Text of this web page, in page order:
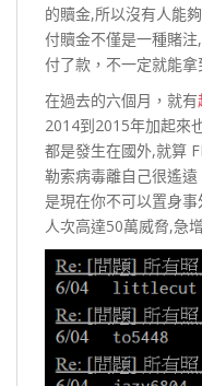
的贖金,所以沒有人能
付贖金不僅是一種賭
付了款，不一定就能拿
在過去的六個月，就有
2014到2015年加起來
都是發生在國外,就算
勒索病毒離自己很遙
是現在你不可以置身事
人次高達50萬威脅,急